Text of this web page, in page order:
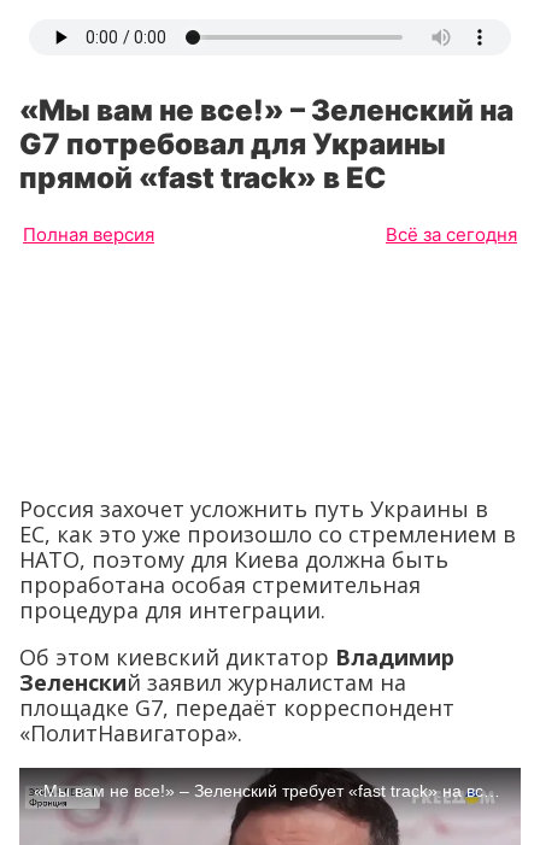
«Мы вам не все!» – Зеленский на
G7 потребовал для Украины
прямой «fast track» в ЕС
Полная версия Всё за сегодня
Россия захочет усложнить путь Украины в
ЕС, как это уже произошло со стремлением в
НАТО, поэтому для Киева должна быть
проработана особая стремительная
процедура для интеграции.
Об этом киевский диктатор Владимир
Зеленский заявил журналистам на
площадке G7, передаёт корреспондент
«ПолитНавигатора».